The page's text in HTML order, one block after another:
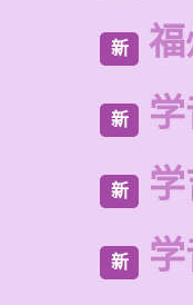
新
新
新
新